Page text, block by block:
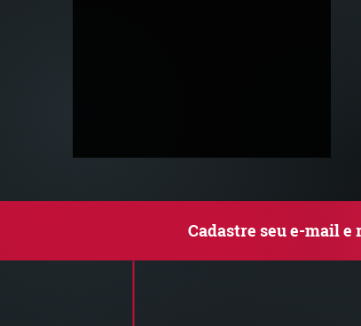
Cadastre seu e-mail e